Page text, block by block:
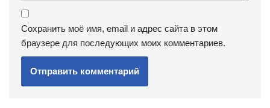
Сохранить моё имя, email и адрес сайта в этом
браузере для последующих моих комментариев.